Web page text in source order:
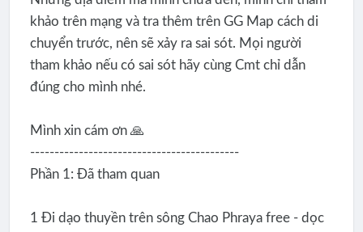
khảo trên mạng và tra thêm trên GG Map cách di
chuyển trước, nên sẽ xảy ra sai sót. Mọi người
tham khảo nếu có sai sót hãy cùng Cmt chỉ dẫn
đúng cho mình nhé.
Mình xin cám ơn 🙏
-------------------------------------------
Phần 1: Đã tham quan
1 Đi dạo thuyền trên sông Chao Phraya free - dọc